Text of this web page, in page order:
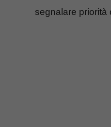
segnalare priorità